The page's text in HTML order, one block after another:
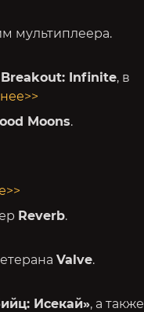
мультиплеера.
Infinite, в
Moons.
Reverb.
Valve.
Исекай», а также